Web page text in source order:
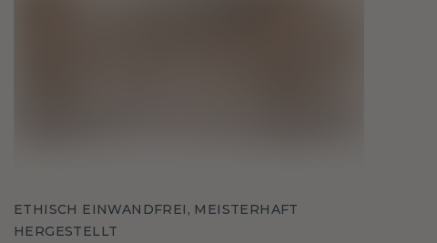
ETHISCH EINWANDFREI, MEISTERHAFT
HERGESTELLT